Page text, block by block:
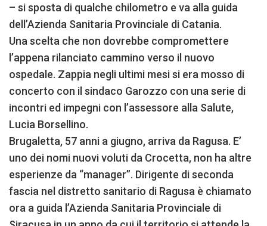
– si sposta di qualche chilometro e va alla guida
dell’Azienda Sanitaria Provinciale di Catania.
Una scelta che non dovrebbe compromettere
l’appena rilanciato cammino verso il nuovo
ospedale. Zappia negli ultimi mesi si era mosso di
concerto con il sindaco Garozzo con una serie di
incontri ed impegni con l’assessore alla Salute,
Lucia Borsellino.
Brugaletta, 57 anni a giugno, arriva da Ragusa. E’
uno dei nomi nuovi voluti da Crocetta, non ha altre
esperienze da “manager”. Dirigente di seconda
fascia nel distretto sanitario di Ragusa è chiamato
ora a guida l’Azienda Sanitaria Provinciale di